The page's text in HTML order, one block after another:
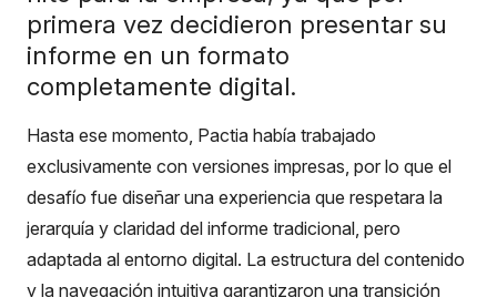
primera vez decidieron presentar su
informe en un formato
completamente digital.
Hasta ese momento, Pactia había trabajado
exclusivamente con versiones impresas, por lo que el
desafío fue diseñar una experiencia que respetara la
jerarquía y claridad del informe tradicional, pero
adaptada al entorno digital. La estructura del contenido
y la navegación intuitiva garantizaron una transición